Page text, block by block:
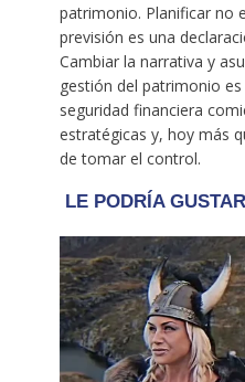
patrimonio. Planificar no
previsión es una
Cambiar la narrativa y
gestión del patrimonio
seguridad financiera
estratégicas y, hoy más
de tomar el control.